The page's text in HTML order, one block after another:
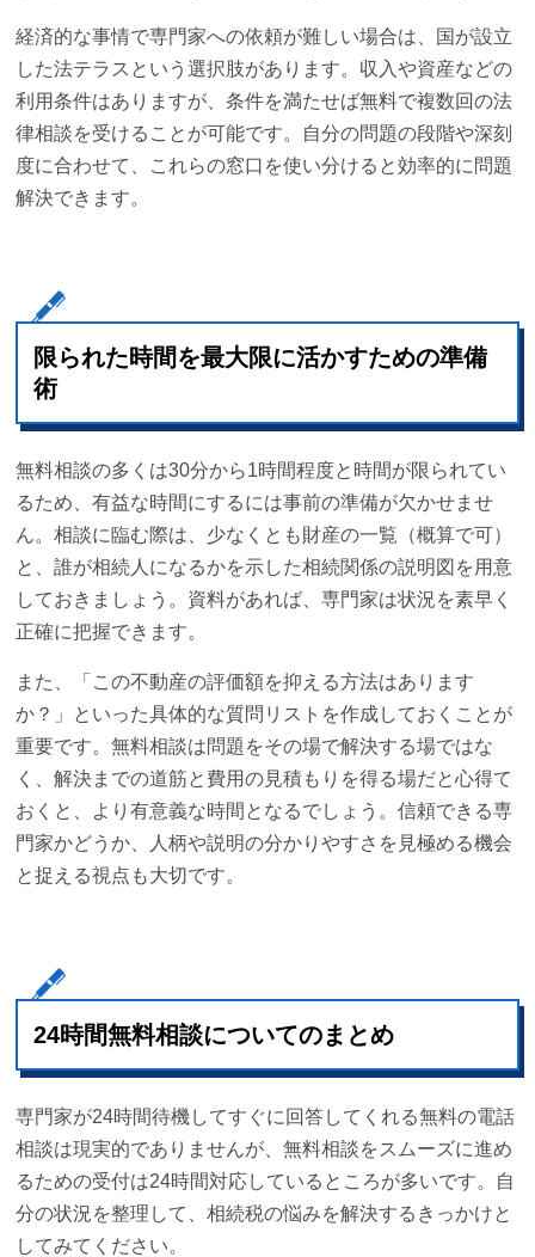
経済的な事情で専門家への依頼が難しい場合は、国が設立
した法テラスという選択肢があります。収入や資産などの
利用条件はありますが、条件を満たせば無料で複数回の法
律相談を受けることが可能です。自分の問題の段階や深刻
度に合わせて、これらの窓口を使い分けると効率的に問題
解決できます。
限られた時間を最大限に活かすための準備
術
無料相談の多くは30分から1時間程度と時間が限られてい
るため、有益な時間にするには事前の準備が欠かせませ
ん。相談に臨む際は、少なくとも財産の一覧（概算で可）
と、誰が相続人になるかを示した相続関係の説明図を用意
しておきましょう。資料があれば、専門家は状況を素早く
正確に把握できます。
また、「この不動産の評価額を抑える方法はあります
か？」といった具体的な質問リストを作成しておくことが
重要です。無料相談は問題をその場で解決する場ではな
く、解決までの道筋と費用の見積もりを得る場だと心得て
おくと、より有意義な時間となるでしょう。信頼できる専
門家かどうか、人柄や説明の分かりやすさを見極める機会
と捉える視点も大切です。
24時間無料相談についてのまとめ
専門家が24時間待機してすぐに回答してくれる無料の電話
相談は現実的でありませんが、無料相談をスムーズに進め
るための受付は24時間対応しているところが多いです。自
分の状況を整理して、相続税の悩みを解決するきっかけと
してみてください。